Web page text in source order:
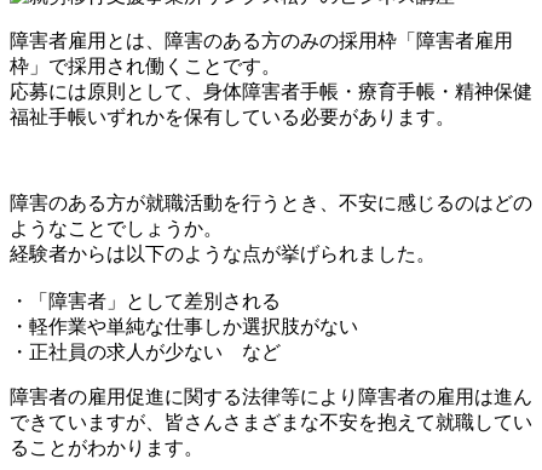
障害者雇用とは、障害のある方のみの採用枠「障害者雇用
枠」で採用され働くことです。
応募には原則として、身体障害者手帳・療育手帳・精神保健
福祉手帳いずれかを保有している必要があります。
障害のある方が就職活動を行うとき、不安に感じるのはどの
ようなことでしょうか。
経験者からは以下のような点が挙げられました。
・「障害者」として差別される
・軽作業や単純な仕事しか選択肢がない
・正社員の求人が少ない など
障害者の雇用促進に関する法律等により障害者の雇用は進ん
できていますが、皆さんさまざまな不安を抱えて就職してい
ることがわかります。